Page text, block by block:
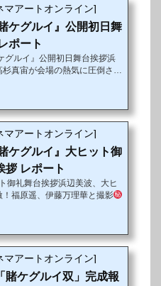
リーズ累計500万部突破の大
化され、個性的なキャラクター
ちの振り切った演技が話題と
作。今春、ドラマシリーズ第2
イ season2」の放送につづ
アートオンライン]
ケグルイ』公開初日舞
ポート
グルイ』公開初日舞台挨拶浜
杉真宙が会場の熱気に圧倒さ
イ』が5月3日（金・祝）つい
迎えた。原作は河本ほむら
ウェア・エニックス刊）で好評
ーズ累計500万部突破の大ヒ
賭ケグルイ」。2018年1月の実
で、個性的なキャラクターと若
アートオンライン]
ケグルイ』大ヒット御
拶 レポート
御礼舞台挨拶浜辺美波、大ヒ
！福原遥、伊藤万理華と撮影
ック「賭ケグルイ」。スピンオ
表されそのシリーズ累計500
。2018年1月には実写ドラマ化
となる「賭ケグルイ season
アートオンライン]
賭ケグルイ双」完成報